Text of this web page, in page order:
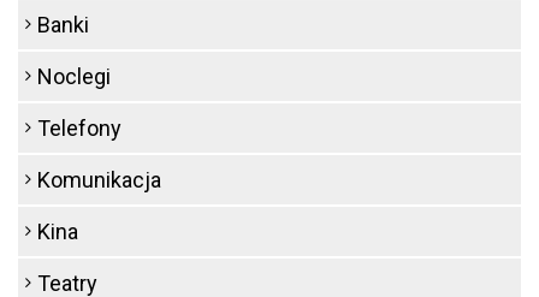
Banki
Noclegi
Telefony
Komunikacja
Kina
Teatry